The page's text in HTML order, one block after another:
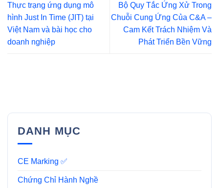
Thực trạng ứng dụng mô
hình Just In Time (JIT) tại
Việt Nam và bài học cho
doanh nghiệp
Bộ Quy Tắc Ứng Xử Trong
Chuỗi Cung Ứng Của C&A –
Cam Kết Trách Nhiệm Và
Phát Triển Bền Vững
DANH MỤC
CE Marking ✅
Chứng Chỉ Hành Nghề